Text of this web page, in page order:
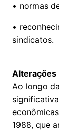
• normas
•
sindicatos.
Alterações
Ao longo
1988, que